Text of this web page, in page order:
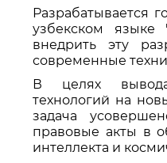
Разрабатывается
узбекском языке
внедрить эту
современные
В целях
технологий на
задача
правовые акты в
интеллекта и